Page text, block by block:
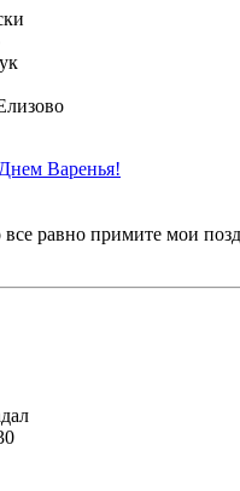
Варенья!
равно примите мои